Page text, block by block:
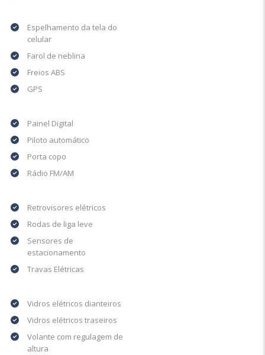
Espelhamento da tela do
celular
Farol de neblina
Freios ABS
GPS
Painel Digital
Piloto automático
Porta copo
Rádio FM/AM
Retrovisores elétricos
Rodas de liga leve
Sensores de
estacionamento
Travas Elétricas
Vidros elétricos dianteiros
Vidros elétricos traseiros
Volante com regulagem de
altura